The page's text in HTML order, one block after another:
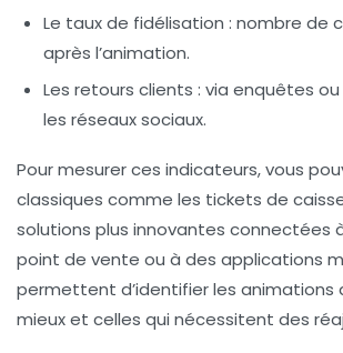
Le taux de fidélisation : nombre de
après l’animation.
Les retours clients : via enquêtes
les réseaux sociaux.
Pour mesurer ces indicateurs, vous
classiques comme les tickets de
solutions plus innovantes connectées
point de vente ou à des applications
permettent d’identifier les animations
mieux et celles qui nécessitent des